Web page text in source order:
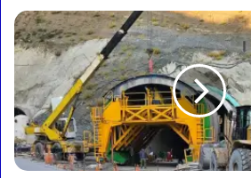
k
t
i
n
a
n
d
i
Q
e
v
e
r
i
a
s
h